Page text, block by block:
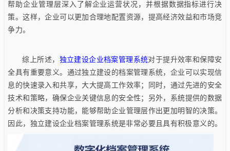
帮助企业管理层深入了解企业运营状况，并根据数据指标进行决
策。这样，企业可以更加合理地配置资源，提高经济效益和市场竞
争力。
综上所述， 独立建设企业档案管理系统对于提升效率和保障安
全具有重要意义。通过独立建设的档案管理系统，企业可以实现信
息的快速录入和共享，大大提高工作效率；同时，通过先进的安全
技术和策略，确保企业关键信息的安全性；另外，系统提供的数据
分析和决策支持功能，能够帮助企业管理层作出更加明智的决策。
因此，独立建设企业档案管理系统是非常必要且具有积极意义的。